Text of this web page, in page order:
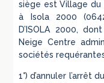
siège est Village du
à Isola 2000
D’ISOLA 2000,
Neige Centre
sociétés
1°) d’annuler